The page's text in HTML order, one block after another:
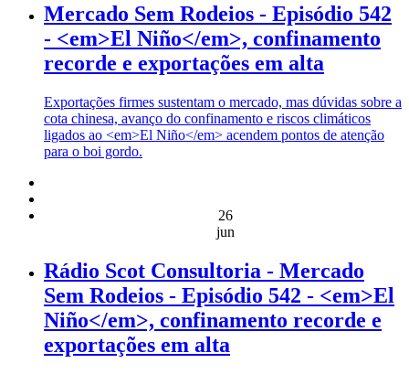
Mercado Sem Rodeios - Episódio 542
- <em>El Niño</em>, confinamento
recorde e exportações em alta
Exportações firmes sustentam o mercado, mas dúvidas sobre a
cota chinesa, avanço do confinamento e riscos climáticos
ligados ao <em>El Niño</em> acendem pontos de atenção
para o boi gordo.
26
jun
Rádio Scot Consultoria - Mercado
Sem Rodeios - Episódio 542 - <em>El
Niño</em>, confinamento recorde e
exportações em alta